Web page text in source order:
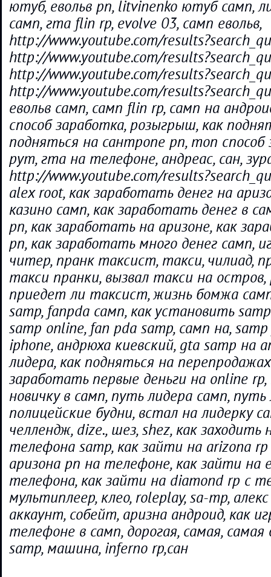
ютуб, евольв рп, litvinenko ютуб самп,
самп, гта flin rp, evolve 03, самп евольв,
http://www.youtube.com/
http://www.youtube.com/
http://www.youtube.com/
http://www.youtube.com/
евольв самп, самп flin rp, самп на
способ заработка, розыгрыш, как
подняться на сантропе рп, топ способ
рут, гта на телефоне, андреас, сан,
http://www.youtube.com/
alex root, как заработать денег на
казино самп, как заработать денег в
рп, как заработать на аризоне, как
рп, как заработать много денег самп,
читер, пранк таксист, такси, чилиад,
такси пранки, вызвал такси на остров,
приедет ли таксист, жизнь бомжа
samp, fanpda самп, как установить
samp online, fan pda samp, самп на,
iphone, андрюха киевский, gta samp на
лидера, как подняться на
заработать первые деньги на online rp,
новичку в самп, путь лидера самп, путь
полицейские будни, встал на лидерку
челлендж, dize., шез, shez, как заходить
телефона samp, как зайти на arizona
аризона рп на телефоне, как зайти на
телефона, как зайти на diamond rp с
мультиплеер, клео, roleplay, sa-mp,
аккаунт, собейт, аризна андроид, как
телефоне в самп, дорогая, самая,
samp, машина, inferno rp,сан